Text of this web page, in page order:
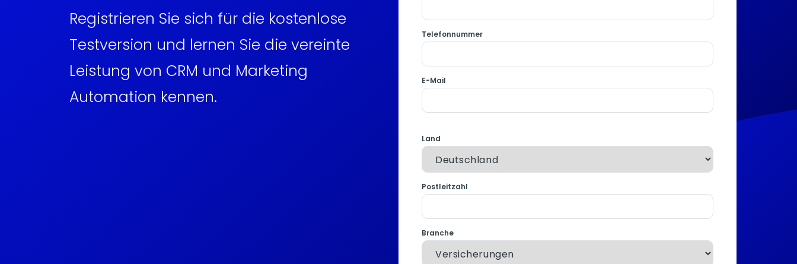
Registrieren Sie sich für die kostenlose
Testversion und lernen Sie die vereinte
Leistung von CRM und Marketing
Automation kennen.
Telefonnummer
E-Mail
Land
Postleitzahl
Branche